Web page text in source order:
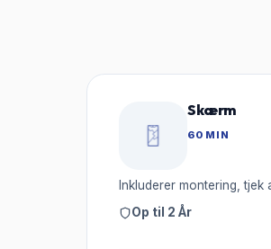
Skærm
60 MIN
Inkluderer montering,
Op til 2 År